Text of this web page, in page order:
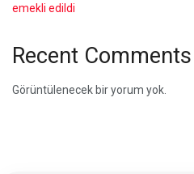
emekli edildi
Recent Comments
Görüntülenecek bir yorum yok.